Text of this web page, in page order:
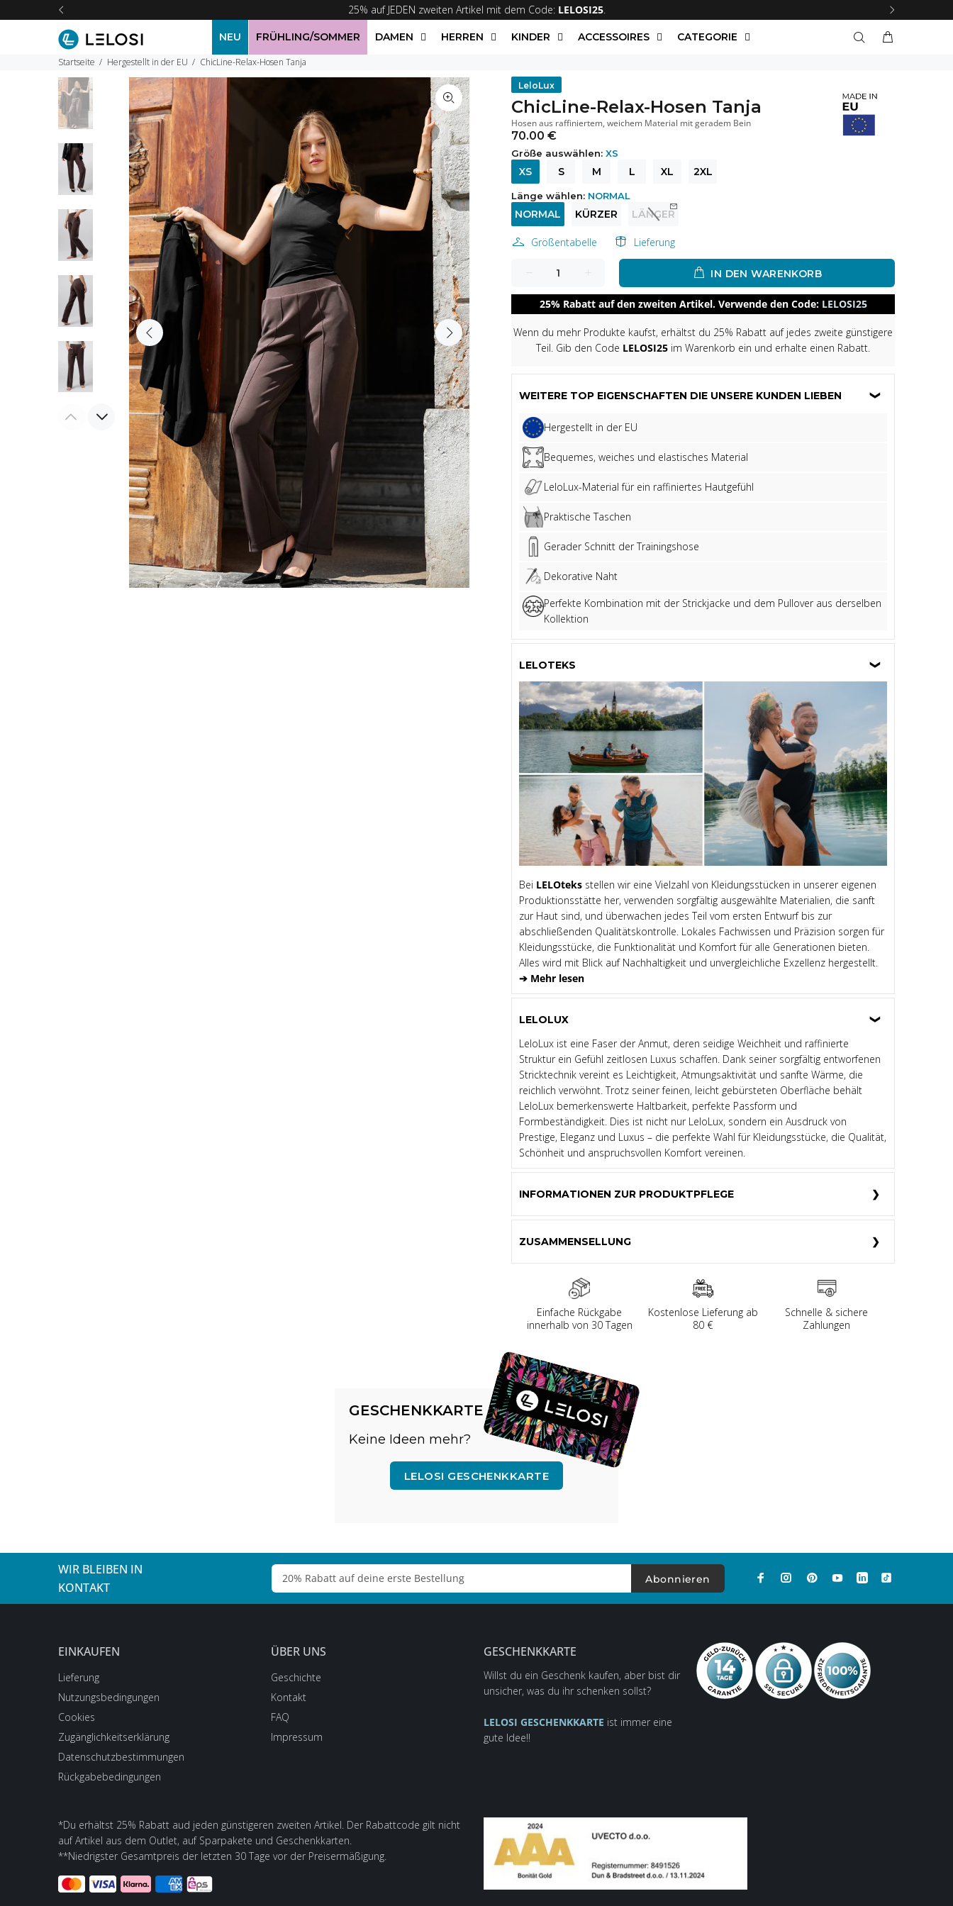
25% auf JEDEN zweiten Artikel mit dem Code: LELOSI25.
NEU FRÜHLING/SOMMER DAMEN HERREN KINDER ACCESSOIRES CATEGORIE
Startseite Hergestellt in der EU ChicLine-Relax-Hosen Tanja
LeloLux
ChicLine-Relax-Hosen Tanja
Hosen aus raffiniertem, weichem Material mit geradem Bein
70.00 €
Größe auswählen: XS
XS S M L XL 2XL
Länge wählen: NORMAL
NORMAL KÜRZER LÄNGER
Größentabelle Lieferung
IN DEN WARENKORB
25% Rabatt auf den zweiten Artikel. Verwende den Code: LELOSI25
Wenn du mehr Produkte kaufst, erhältst du 25% Rabatt auf jedes zweite günstigere
Teil. Gib den Code LELOSI25 im Warenkorb ein und erhalte einen Rabatt.
WEITERE TOP EIGENSCHAFTEN DIE UNSERE KUNDEN LIEBEN
Hergestellt in der EU
Bequemes, weiches und elastisches Material
LeloLux-Material für ein raffiniertes Hautgefühl
Praktische Taschen
Gerader Schnitt der Trainingshose
Dekorative Naht
Perfekte Kombination mit der Strickjacke und dem Pullover aus derselben
Kollektion
LELOTEKS
Bei LELOteks stellen wir eine Vielzahl von Kleidungsstücken in unserer eigenen
Produktionsstätte her, verwenden sorgfältig ausgewählte Materialien, die sanft
zur Haut sind, und überwachen jedes Teil vom ersten Entwurf bis zur
abschließenden Qualitätskontrolle. Lokales Fachwissen und Präzision sorgen für
Kleidungsstücke, die Funktionalität und Komfort für alle Generationen bieten.
Alles wird mit Blick auf Nachhaltigkeit und unvergleichliche Exzellenz hergestellt.
➔ Mehr lesen
LELOLUX
LeloLux ist eine Faser der Anmut, deren seidige Weichheit und raffinierte
Struktur ein Gefühl zeitlosen Luxus schaffen. Dank seiner sorgfältig entworfenen
Stricktechnik vereint es Leichtigkeit, Atmungsaktivität und sanfte Wärme, die
reichlich verwöhnt. Trotz seiner feinen, leicht gebürsteten Oberfläche behält
LeloLux bemerkenswerte Haltbarkeit, perfekte Passform und
Formbeständigkeit. Dies ist nicht nur LeloLux, sondern ein Ausdruck von
Prestige, Eleganz und Luxus – die perfekte Wahl für Kleidungsstücke, die Qualität,
Schönheit und anspruchsvollen Komfort vereinen.
INFORMATIONEN ZUR PRODUKTPFLEGE
ZUSAMMENSELLUNG
Einfache Rückgabe
innerhalb von 30 Tagen
Kostenlose Lieferung ab
80 €
Schnelle & sichere
Zahlungen
GESCHENKKARTE
Keine Ideen mehr?
LELOSI GESCHENKKARTE
WIR BLEIBEN IN
KONTAKT
Abonnieren
EINKAUFEN
Lieferung
Nutzungsbedingungen
Cookies
Zugänglichkeitserklärung
Datenschutzbestimmungen
Rückgabebedingungen
ÜBER UNS
Geschichte
Kontakt
FAQ
Impressum
GESCHENKKARTE
Willst du ein Geschenk kaufen, aber bist dir
unsicher, was du ihr schenken sollst?
LELOSI GESCHENKKARTE ist immer eine
gute Idee!!
*Du erhältst 25% Rabatt aud jeden günstigeren zweiten Artikel. Der Rabattcode gilt nicht
auf Artikel aus dem Outlet, auf Sparpakete und Geschenkkarten.
**Niedrigster Gesamtpreis der letzten 30 Tage vor der Preisermäßigung.